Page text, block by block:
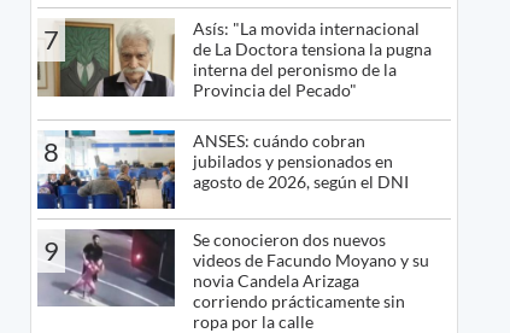
7
Asís: "La movida internacional
de La Doctora tensiona la pugna
interna del peronismo de la
Provincia del Pecado"
8
ANSES: cuándo cobran
jubilados y pensionados en
agosto de 2026, según el DNI
9
Se conocieron dos nuevos
videos de Facundo Moyano y su
novia Candela Arizaga
corriendo prácticamente sin
ropa por la calle